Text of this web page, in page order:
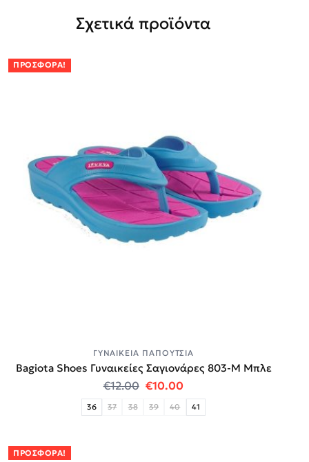
Σχετικά προϊόντα
ΠΡΟΣΦΟΡΆ!
ΓΥΝΑΙΚΕΊΑ ΠΑΠΟΎΤΣΙΑ
Bagiota Shoes Γυναικείες Σαγιονάρες 803-Μ Μπλε
€12.00 Original price was: €12.00.
€10.00Η τρέχουσα τιμή
36 37 38 39 40 41
ΠΡΟΣΦΟΡΆ!